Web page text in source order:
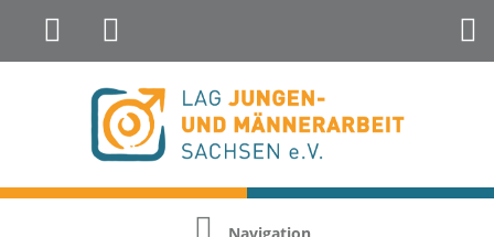
Geschlechterreflexion